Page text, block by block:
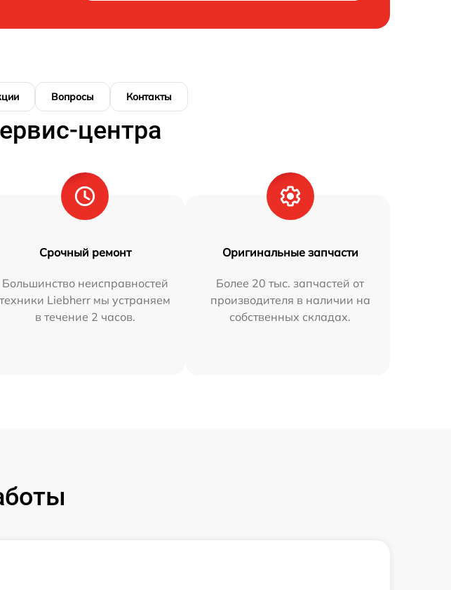
Вопросы Контакты
центра
Срочный ремонт
Большинство неисправностей
техники Liebherr мы устраняем
в течение 2 часов.
Оригинальные запчасти
Более 20 тыс. запчастей от
производителя в наличии на
собственных складах.